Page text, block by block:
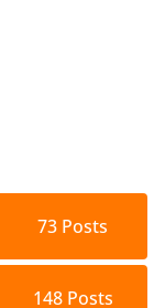
73 Posts
148Posts